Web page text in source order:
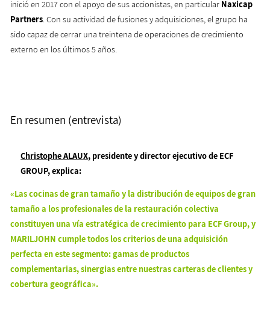
inició en 2017 con el apoyo de sus accionistas, en particular Naxicap
Partners. Con su actividad de fusiones y adquisiciones, el grupo ha
sido capaz de cerrar una treintena de operaciones de crecimiento
externo en los últimos 5 años.
En resumen (entrevista)
Christophe ALAUX, presidente y director ejecutivo de ECF
GROUP, explica:
«Las cocinas de gran tamaño y la distribución de equipos de gran
tamaño a los profesionales de la restauración colectiva
constituyen una vía estratégica de crecimiento para ECF Group, y
MARILJOHN cumple todos los criterios de una adquisición
perfecta en este segmento: gamas de productos
complementarias, sinergias entre nuestras carteras de clientes y
cobertura geográfica».